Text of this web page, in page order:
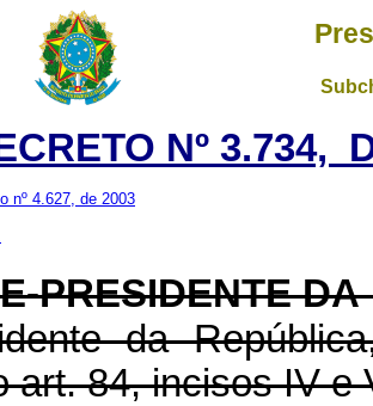
Nº 3.734,
nº 4.627, de 2003
PRESIDENTE
da
art. 84, incisos IV e